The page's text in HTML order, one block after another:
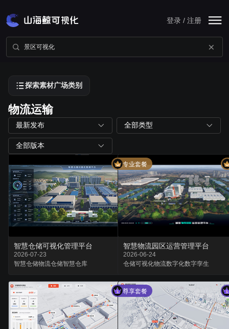
登录 / 注册
探索素材广场类别
物流运输
最新发布 全部类型
全部版本
专业套餐
智慧仓储可视化管理平台
2026-07-23
智慧仓储物流仓储智慧仓库
智慧物流园区运营管理平台
2026-06-24
仓储可视化物流数字化数字孪生
尊享套餐